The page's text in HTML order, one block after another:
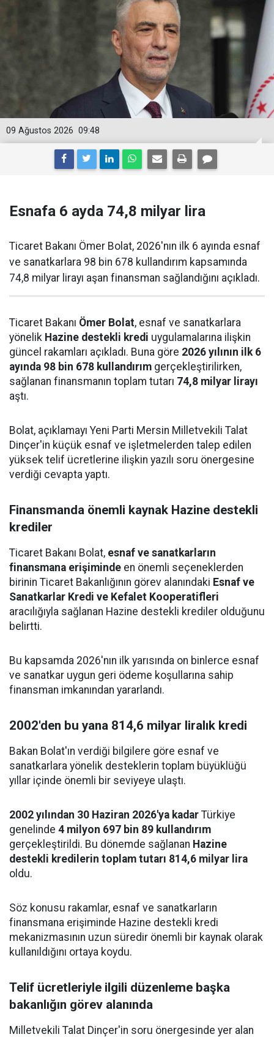
09:48
09 Ağustos 2026
Esnafa 6 ayda 74,8 milyar lira
Ticaret Bakanı Ömer Bolat, 2026'nın ilk 6 ayında esnaf
ve sanatkarlara 98 bin 678 kullandırım kapsamında
74,8 milyar lirayı aşan finansman sağlandığını açıkladı.
Ticaret Bakanı Ömer Bolat, esnaf ve sanatkarlara
yönelik Hazine destekli kredi uygulamalarına ilişkin
güncel rakamları açıkladı. Buna göre 2026 yılının ilk 6
ayında 98 bin 678 kullandırım gerçekleştirilirken,
sağlanan finansmanın toplam tutarı 74,8 milyar lirayı
aştı.
Bolat, açıklamayı Yeni Parti Mersin Milletvekili Talat
Dinçer'in küçük esnaf ve işletmelerden talep edilen
yüksek telif ücretlerine ilişkin yazılı soru önergesine
verdiği cevapta yaptı.
Finansmanda önemli kaynak Hazine destekli
krediler
Ticaret Bakanı Bolat, esnaf ve sanatkarların
finansmana erişiminde en önemli seçeneklerden
birinin Ticaret Bakanlığının görev alanındaki Esnaf ve
Sanatkarlar Kredi ve Kefalet Kooperatifleri
aracılığıyla sağlanan Hazine destekli krediler olduğunu
belirtti.
Bu kapsamda 2026'nın ilk yarısında on binlerce esnaf
ve sanatkar uygun geri ödeme koşullarına sahip
finansman imkanından yararlandı.
2002'den bu yana 814,6 milyar liralık kredi
Bakan Bolat'ın verdiği bilgilere göre esnaf ve
sanatkarlara yönelik desteklerin toplam büyüklüğü
yıllar içinde önemli bir seviyeye ulaştı.
2002 yılından 30 Haziran 2026'ya kadar Türkiye
genelinde 4 milyon 697 bin 89 kullandırım
gerçekleştirildi. Bu dönemde sağlanan Hazine
destekli kredilerin toplam tutarı 814,6 milyar lira
oldu.
Söz konusu rakamlar, esnaf ve sanatkarların
finansmana erişiminde Hazine destekli kredi
mekanizmasının uzun süredir önemli bir kaynak olarak
kullanıldığını ortaya koydu.
Telif ücretleriyle ilgili düzenleme başka
bakanlığın görev alanında
Milletvekili Talat Dinçer'in soru önergesinde yer alan